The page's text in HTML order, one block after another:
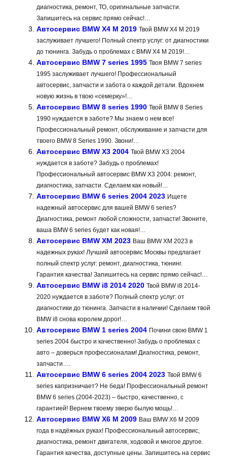
диагностика, ремонт, ТО, оригинальные запчасти.
Запишитесь на сервис прямо сейчас!…
Автосервис BMW X4 M 2019 Твой BMW X4 M 2019
заслуживает лучшего! Полный спектр услуг: от диагностики
до тюнинга. Забудь о проблемах с BMW X4 M 2019!…
Автосервис BMW 7 series 1995 Твоя BMW 7 series
1995 заслуживает лучшего! Профессиональный
автосервис, запчасти и забота о каждой детали. Вдохнем
новую жизнь в твою «семерку»!…
Автосервис BMW 8 series 1990 Твой BMW 8 Series
1990 нуждается в заботе? Мы знаем о нем все!
Профессиональный ремонт, обслуживание и запчасти для
твоего BMW 8 Series 1990. Звони!…
Автосервис BMW X3 2004 Твой BMW X3 2004
нуждается в заботе? Забудь о проблемах!
Профессиональный автосервис BMW X3 2004: ремонт,
диагностика, запчасти. Сделаем как новый!…
Автосервис BMW 6 series 2004 2023 Ищете
надежный автосервис для вашей BMW 6 series?
Диагностика, ремонт любой сложности, запчасти! Звоните,
ваша BMW 6 series будет как новая!…
Автосервис BMW XM 2023 Ваш BMW XM 2023 в
надежных руках! Лучший автосервис Москвы предлагает
полный спектр услуг: ремонт, диагностика, тюнинг.
Гарантия качества! Запишитесь на сервис прямо сейчас!…
Автосервис BMW i8 2014 2020 Твой BMW i8 2014-
2020 нуждается в заботе? Полный спектр услуг: от
диагностики до тюнинга. Запчасти в наличии! Сделаем твой
BMW i8 снова королем дорог!…
Автосервис BMW 1 series 2004 Почини свою BMW 1
series 2004 быстро и качественно! Забудь о проблемах с
авто – доверься профессионалам! Диагностика, ремонт,
запчасти….
Автосервис BMW 6 series 2004 2023 Твой BMW 6
series капризничает? Не беда! Профессиональный ремонт
BMW 6 series (2004-2023) – быстро, качественно, с
гарантией! Вернем твоему зверю былую мощь!…
Автосервис BMW X6 M 2009 Ваш BMW X6 M 2009
года в надёжных руках! Профессиональный автосервис,
диагностика, ремонт двигателя, ходовой и многое другое.
Гарантия качества, доступные цены. Запишитесь на сервис